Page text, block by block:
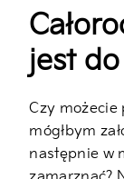
jest
Czy możecie
mógłbym
następnie w